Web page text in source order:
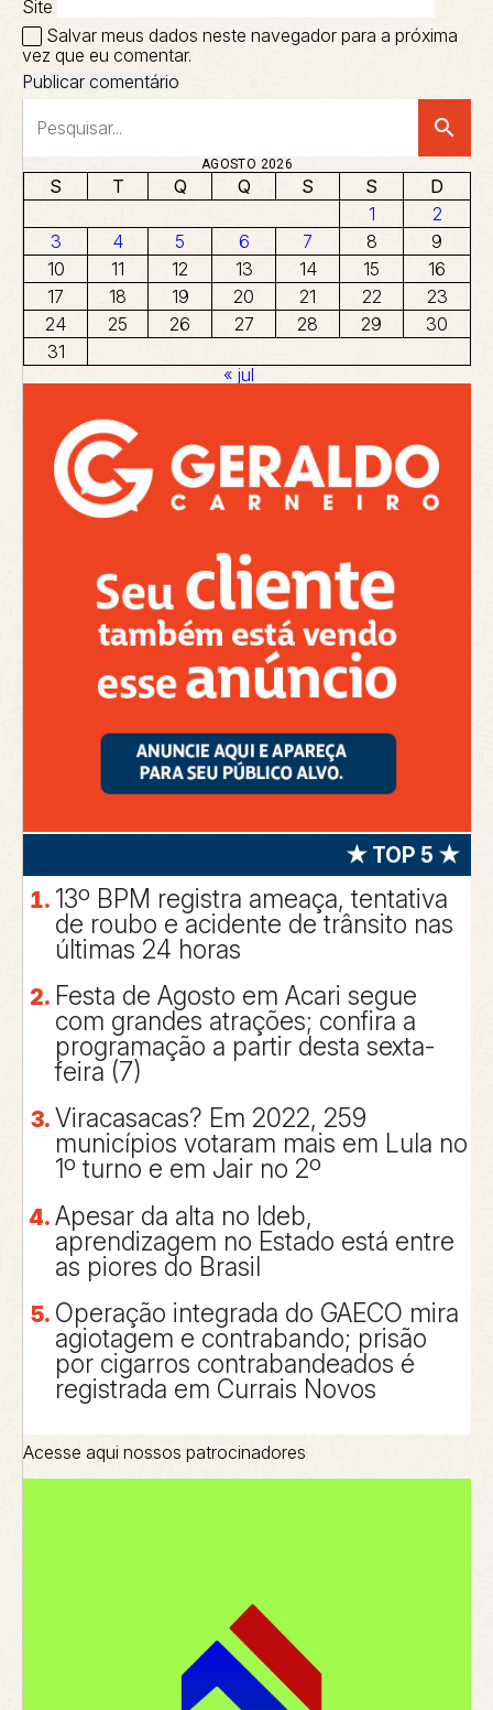
Site
Salvar meus dados neste navegador para a próxima
vez que eu comentar.
search
AGOSTO 2026
S T Q Q S S
D
1
2
3
4 5 6 7 8
9
10
11 12 13 14 15
16
17
18 19 20 21 22
23
24
25 26 27 28 29
30
31
« jul
★ TOP 5 ★
13º BPM registra ameaça, tentativa
de roubo e acidente de trânsito nas
últimas 24 horas
Festa de Agosto em Acari segue
com grandes atrações; confira a
programação a partir desta sexta-
feira (7)
Viracasacas? Em 2022, 259
municípios votaram mais em Lula no
1º turno e em Jair no 2º
Apesar da alta no Ideb,
aprendizagem no Estado está entre
as piores do Brasil
Operação integrada do GAECO mira
agiotagem e contrabando; prisão
por cigarros contrabandeados é
registrada em Currais Novos
Acesse aqui nossos patrocinadores